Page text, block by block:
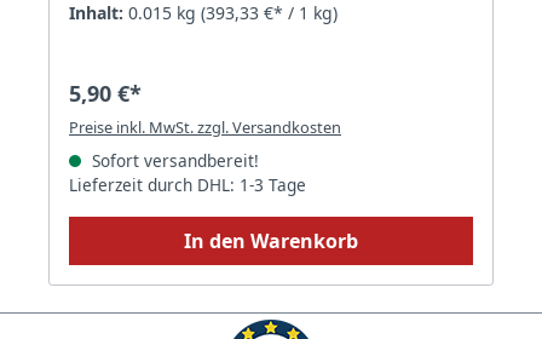
Inhalt: 0.015 kg (393,33 €* / 1 kg)
5,90 €*
Preise inkl. MwSt. zzgl. Versandkosten
Sofort versandbereit!
Lieferzeit durch DHL: 1-3 Tage
In den Warenkorb